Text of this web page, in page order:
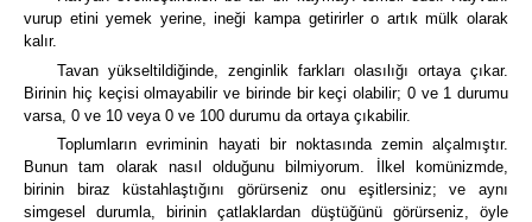
vurup etini yemek yerine, ineği kampa getirirler o artık mülk olarak
kalır.
Tavan yükseltildiğinde, zenginlik farkları olasılığı ortaya çıkar.
Birinin hiç keçisi olmayabilir ve birinde bir keçi olabilir; 0 ve 1 durumu
varsa, 0 ve 10 veya 0 ve 100 durumu da ortaya çıkabilir.
Toplumların evriminin hayati bir noktasında zemin alçalmıştır.
Bunun tam olarak nasıl olduğunu bilmiyorum.
İlkel komünizmde,
birinin biraz küstahlaştığını görürseniz onu eşitlersiniz; ve aynı
simgesel durumla, birinin çatlaklardan düştüğünü görürseniz, öyle